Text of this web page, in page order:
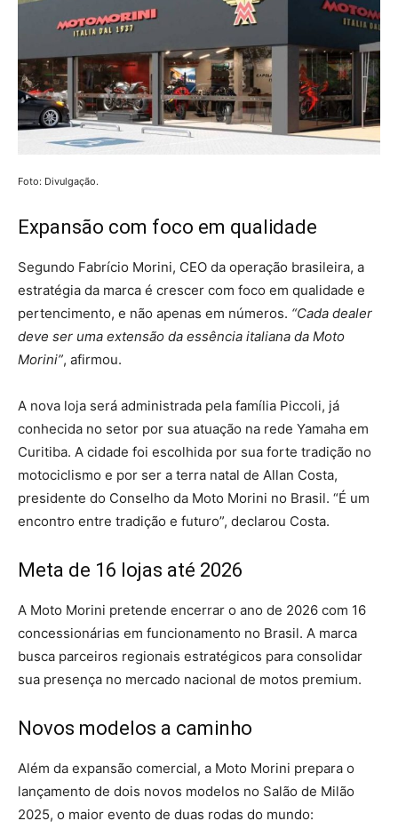
Foto: Divulgação.
Expansão com foco em qualidade
Segundo Fabrício Morini, CEO da operação brasileira, a
estratégia da marca é crescer com foco em qualidade e
pertencimento, e não apenas em números. “Cada dealer
deve ser uma extensão da essência italiana da Moto
Morini”, afirmou.
A nova loja será administrada pela família Piccoli, já
conhecida no setor por sua atuação na rede Yamaha em
Curitiba. A cidade foi escolhida por sua forte tradição no
motociclismo e por ser a terra natal de Allan Costa,
presidente do Conselho da Moto Morini no Brasil. “É um
encontro entre tradição e futuro”, declarou Costa.
Meta de 16 lojas até 2026
A Moto Morini pretende encerrar o ano de 2026 com 16
concessionárias em funcionamento no Brasil. A marca
busca parceiros regionais estratégicos para consolidar
sua presença no mercado nacional de motos premium.
Novos modelos a caminho
Além da expansão comercial, a Moto Morini prepara o
lançamento de dois novos modelos no Salão de Milão
2025, o maior evento de duas rodas do mundo: